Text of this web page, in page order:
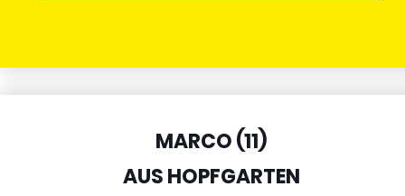
MARCO (11)
AUS HOPFGARTEN